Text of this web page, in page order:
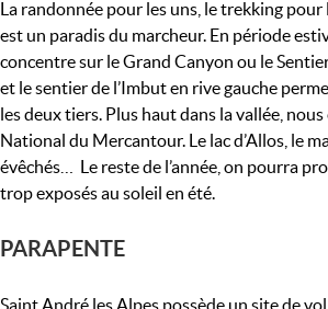
La randonnée pour les uns, le trekking pour
est un paradis du marcheur. En période
concentre sur le Grand Canyon ou le
et le sentier de l’Imbut en rive gauche
les deux tiers. Plus haut dans la vallée,
National du Mercantour. Le lac d’Allos, le
évêchés… Le reste de l’année, on pourra
trop exposés au soleil en été.
PARAPENTE
Saint André les Alpes possède un site de